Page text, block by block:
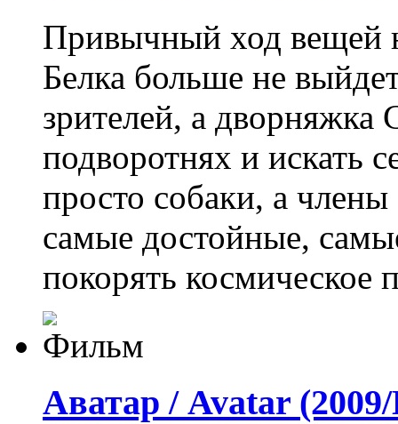
Привычный ход вещей
Белка больше не
зрителей, а дворняжка
подворотнях и искать
просто собаки, а
самые достойные,
покорять космическое
Аватар / Avatar